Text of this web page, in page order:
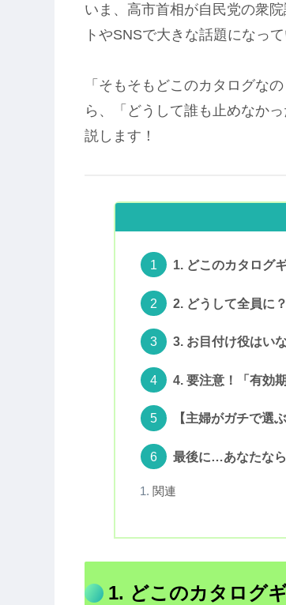
いま、高市首相が自民党の衆
トやSNSで大きな話題になって
「そもそもどこのカタログな
ら、「どうして誰も止めなか
説します！
1. どこのカタログ
2. どうして全員に
3. お目付け役はい
4. 要注意！「有効
【主婦がガチで選
最後に…あなたな
関連
1. どこのカタログ